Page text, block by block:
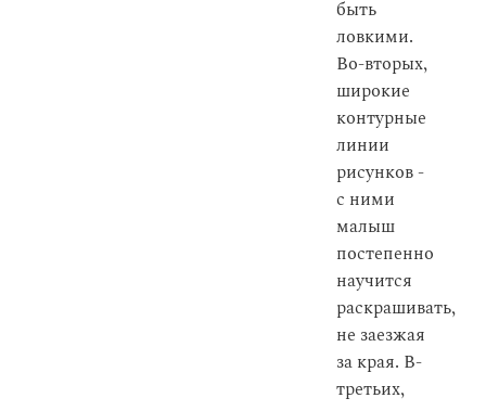
быть
ловкими.
Во-вторых,
широкие
контурные
линии
рисунков -
с ними
малыш
постепенно
научится
раскрашивать,
не заезжая
за края. В-
третьих,